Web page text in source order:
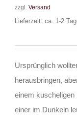
zzgl. Versand
Lieferzeit: ca. 1-2
Ursprünglich
herausbringen,
einem
einer im Dunkeln